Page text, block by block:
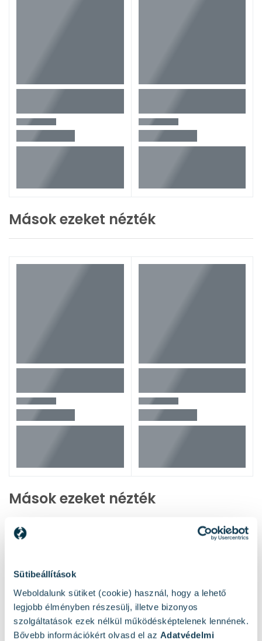
Sütibeállítások
Weboldalunk sütiket (cookie) használ, hogy a lehető
legjobb élményben részesülj, illetve bizonyos
szolgáltatások ezek nélkül működésképtelenek lennének.
Bővebb információkért olvasd el az Adatvédelmi
Mások ezeket nézték
Mások ezeket nézték